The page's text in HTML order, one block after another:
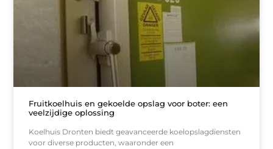
Fruitkoelhuis en gekoelde opslag voor boter: een
veelzijdige oplossing
Koelhuis Dronten biedt geavanceerde koelopslagdiensten
voor diverse producten, waaronder een